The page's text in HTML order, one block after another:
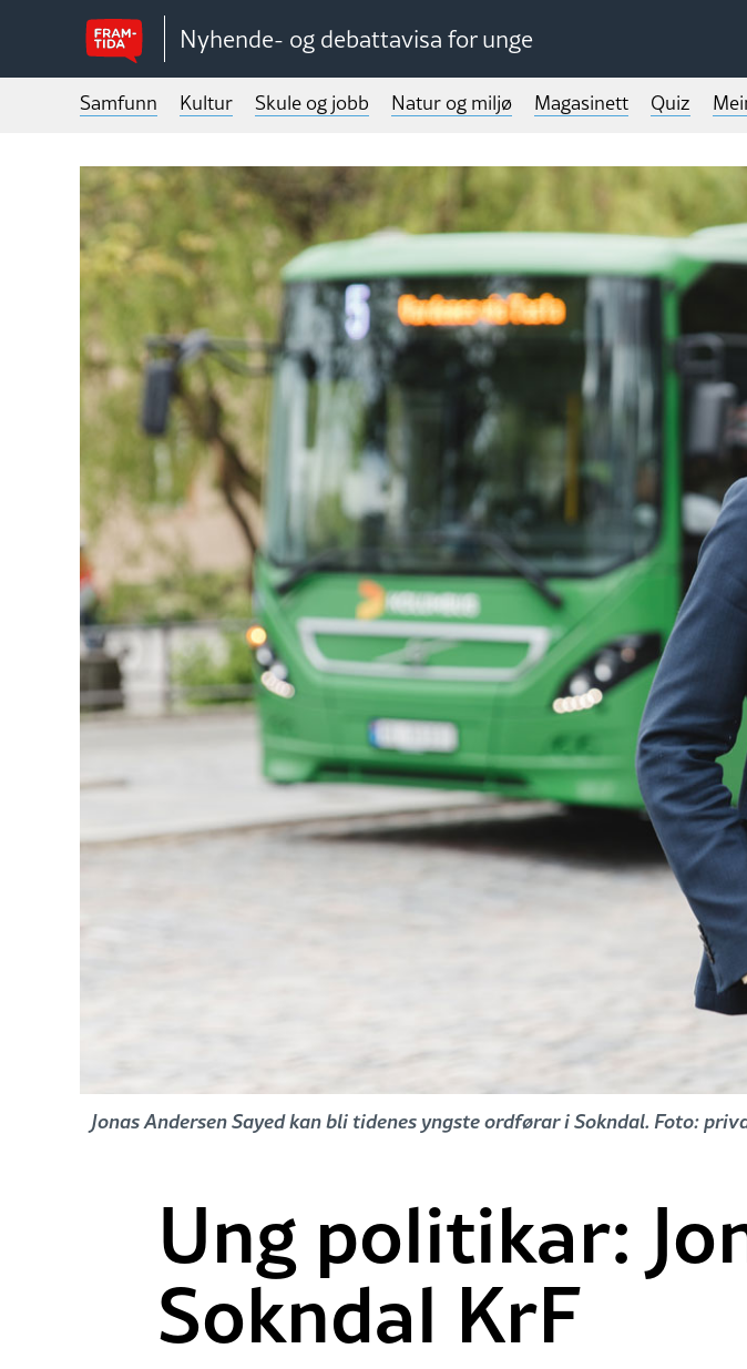
Nyhende- og debattavisa for unge
Samfunn Kultur Skule og jobb Natur og miljø Magasinett Quiz
Jonas Andersen Sayed kan bli tidenes yngste ordførar i Sokndal. Foto:
Ung politikar:
Sokndal KrF